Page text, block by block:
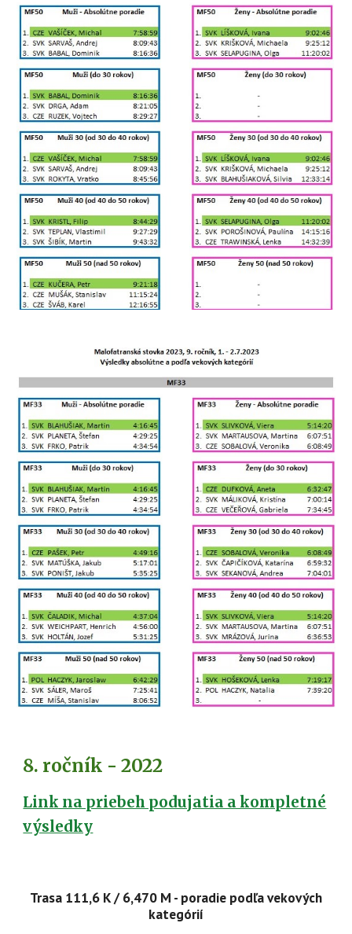
8. ročník - 2022
Link na priebeh podujatia a kompletné
výsledky
Trasa 111,6 K / 6,470 M - poradie podľa vekových
kategórií